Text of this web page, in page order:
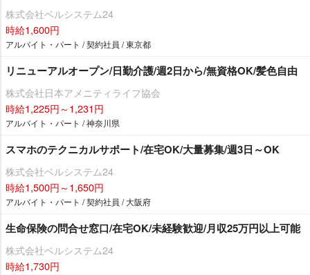
株式会社ベルシステム24
時給1,600円
アルバイト・パート / 契約社員 / 東京都
リニューアルオープン/日勤介護/週2日から/無資格OK/髪色自由
株式会社日本アメニティライフ協会
時給1,225円～1,231円
アルバイト・パート / 神奈川県
スマホのテクニカルサポート/在宅OK/大量募集/週3日～OK
株式会社ベルシステム24
時給1,500円～1,650円
アルバイト・パート / 契約社員 / 大阪府
生命保険の問合せ窓口/在宅OK/未経験歓迎/月収25万円以上可能
株式会社ベルシステム24
時給1,730円